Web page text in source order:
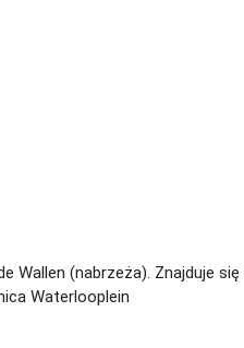
Wallen (nabrzeża). Znajduje
Waterlooplein